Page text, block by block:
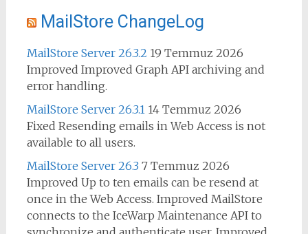
MailStore ChangeLog
MailStore Server 26.3.2 19 Temmuz 2026
Improved Improved Graph API archiving and
error handling.
MailStore Server 26.3.1 14 Temmuz 2026
Fixed Resending emails in Web Access is not
available to all users.
MailStore Server 26.3 7 Temmuz 2026
Improved Up to ten emails can be resend at
once in the Web Access. Improved MailStore
connects to the IceWarp Maintenance API to